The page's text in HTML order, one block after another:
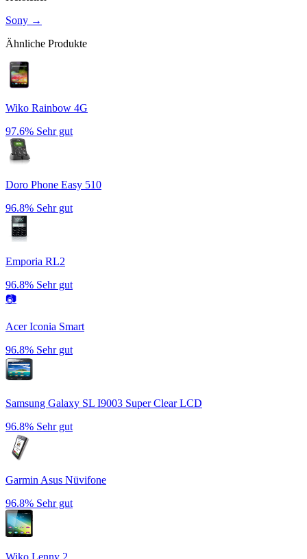
Sony →
Ähnliche Produkte
Wiko Rainbow 4G
97.6% Sehr gut
Doro Phone Easy 510
96.8% Sehr gut
Emporia RL2
96.8% Sehr gut
📷
Acer Iconia Smart
96.8% Sehr gut
Samsung Galaxy SL I9003 Super Clear LCD
96.8% Sehr gut
Garmin Asus Nüvifone
96.8% Sehr gut